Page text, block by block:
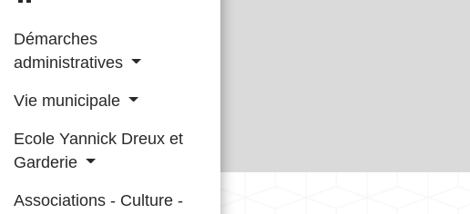
Démarches
administratives
Vie municipale
Ecole Yannick Dreux et
Garderie
Associations - Culture -